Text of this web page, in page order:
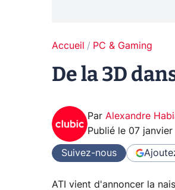
Accueil PC & Gaming
De la 3D
Par Alexandre
Publié le 07
Suivez-nous
ATI vient d'annoncer la